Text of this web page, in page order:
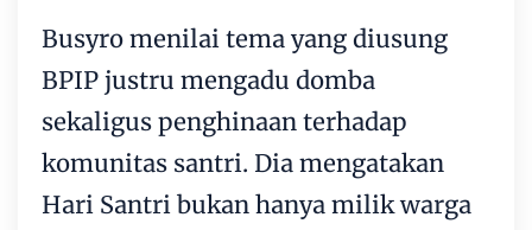
Busyro menilai tema yang diusung
BPIP justru mengadu domba
sekaligus penghinaan terhadap
komunitas santri. Dia mengatakan
Hari Santri bukan hanya milik warga